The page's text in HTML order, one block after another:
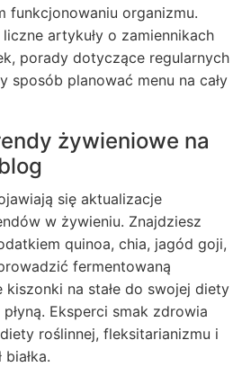
funkcjonowaniu organizmu.
artykuły o zamiennikach
porady dotyczące regularnych
sposób planować menu na cały
żywieniowe na
się aktualizacje
w żywieniu. Znajdziesz
quinoa, chia, jagód goji,
fermentowaną
na stałe do swojej diety
Eksperci smak zdrowia
roślinnej, fleksitarianizmu i